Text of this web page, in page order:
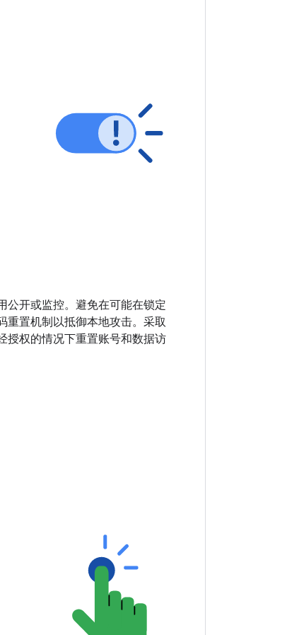
公开或监控。避免在可能在锁定
重置机制以抵御本地攻击。采取
授权的情况下重置账号和数据访